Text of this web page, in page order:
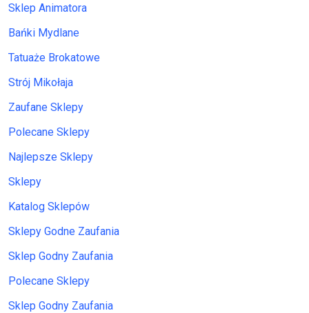
Sklep Animatora
Bańki Mydlane
Tatuaże Brokatowe
Strój Mikołaja
Zaufane Sklepy
Polecane Sklepy
Najlepsze Sklepy
Sklepy
Katalog Sklepów
Sklepy Godne Zaufania
Sklep Godny Zaufania
Polecane Sklepy
Sklep Godny Zaufania